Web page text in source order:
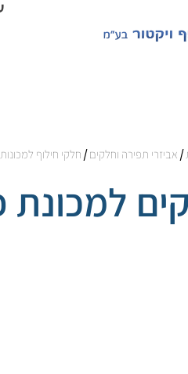
/ אביזרי תפירה וחלקים/ חלקי חילוף
למכונת